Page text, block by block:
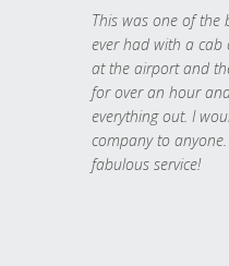
This was one of the
ever had with a cab
at the airport and
for over an hour
everything out. I
company to
fabulous service!